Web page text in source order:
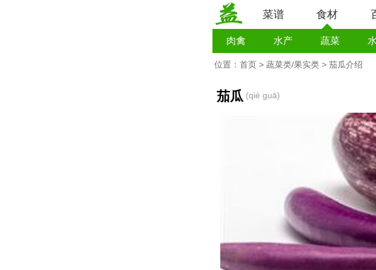
菜谱 食材
肉禽 水产 蔬菜
位置： 首页 > 蔬菜类/果实类 > 茄瓜介绍
茄瓜 (qié guā)